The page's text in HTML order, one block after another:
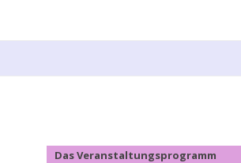
Das Veranstaltungsprogramm